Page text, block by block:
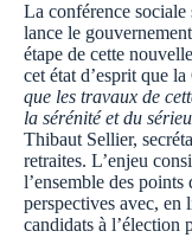
La conférence sociale
lance le
étape de cette
cet état d’esprit que
que les travaux de
la sérénité et du
Thibaut Sellier,
retraites. L’enjeu
l’ensemble des points
perspectives avec, en
candidats à l’élection